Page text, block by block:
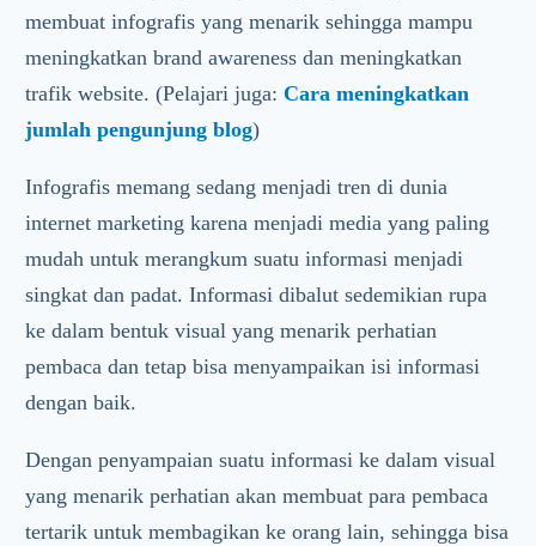
membuat infografis yang menarik sehingga mampu
meningkatkan brand awareness dan meningkatkan
trafik website. (Pelajari juga:Cara meningkatkan
jumlah pengunjung blog)
Infografis memang sedang menjadi tren di dunia
internet marketing karena menjadi media yang paling
mudah untuk merangkum suatu informasi menjadi
singkat dan padat. Informasi dibalut sedemikian rupa
ke dalam bentuk visual yang menarik perhatian
pembaca dan tetap bisa menyampaikan isi informasi
dengan baik.
Dengan penyampaian suatu informasi ke dalam visual
yang menarik perhatian akan membuat para pembaca
tertarik untuk membagikan ke orang lain, sehingga bisa